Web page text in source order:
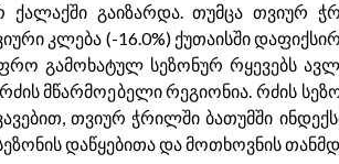
ქალაქში გაიზარდა. თუმცა თვიურ
კლება (-16.0%) ქუთაისში
გამოხატულ სეზონურ რყევებს
მწარმოებელი რეგიონია. რძის
თვიურ ჭრილში ბათუმში
დაწყებითა და მოთხოვნის